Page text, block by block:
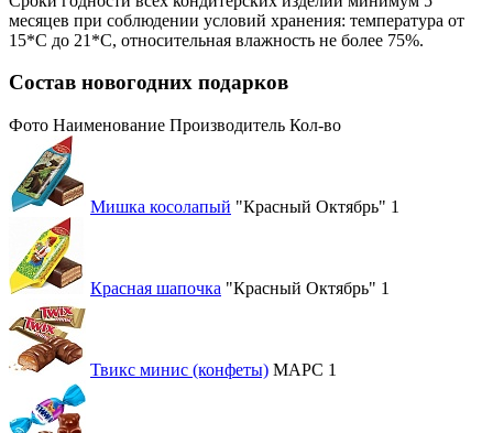
месяцев при соблюдении условий хранения: температура от
15*С до 21*С, относительная влажность не более 75%.
Состав новогодних подарков
Фото Наименование Производитель Кол-во
Мишка косолапый "Красный Октябрь" 1
Красная шапочка "Красный Октябрь" 1
Твикс минис (конфеты) МАРС 1